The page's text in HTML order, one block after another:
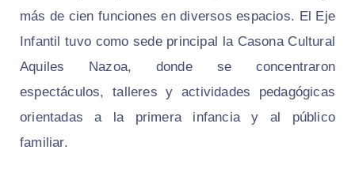
más de cien funciones en diversos espacios. El Eje
Infantil tuvo como sede principal la Casona Cultural
Aquiles Nazoa, donde se concentraron
espectáculos, talleres y actividades pedagógicas
orientadas a la primera infancia y al público
familiar.